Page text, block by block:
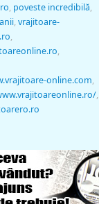
, poveste incredibilă,
,vrajitoare-
,
,
online.com,
,